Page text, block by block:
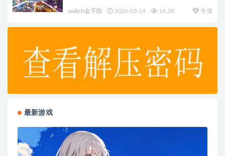
switch金手指 2026-05-14 14.3K 专属
最新游戏